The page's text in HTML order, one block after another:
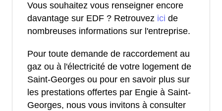
Vous souhaitez vous renseigner encore
davantage sur EDF ? Retrouvez ici de
nombreuses informations sur l'entreprise.
Pour toute demande de raccordement au
gaz ou à l'électricité de votre logement de
Saint-Georges ou pour en savoir plus sur
les prestations offertes par Engie à Saint-
Georges, nous vous invitons à consulter